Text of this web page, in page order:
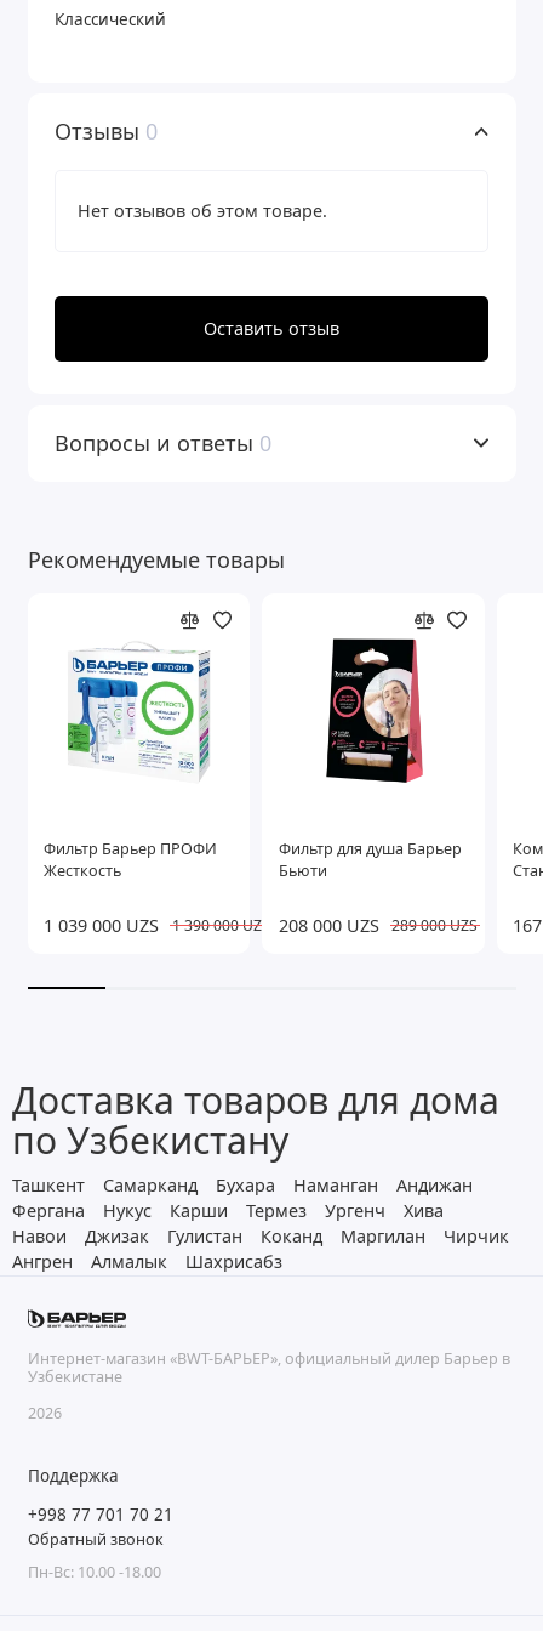
Классический
Отзывы 0
Нет отзывов об этом товаре.
Оставить отзыв
Вопросы и ответы 0
Рекомендуемые товары
Фильтр Барьер ПРОФИ
Жесткость
1 039 000 UZS 1 390 000 UZS
Фильтр для душа Барьер
Бьюти
208 000 UZS 289 000 UZS
Доставка товаров для дома
по Узбекистану
Ташкент Самарканд Бухара Наманган
Андижан
Фергана
Нукус Карши Термез Ургенч
Хива
Навои
Джизак Гулистан Коканд Маргилан
Чирчик
Ангрен
Алмалык Шахрисабз
Интернет-магазин «BWT-БАРЬЕР», официальный дилер Барьер в
Узбекистане
2026
Поддержка
+998 77 701 70 21
Обратный звонок
Пн-Вс: 10.00 -18.00